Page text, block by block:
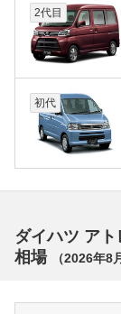
2代目
初代
ダイハツ ア
相場
（2026年8月